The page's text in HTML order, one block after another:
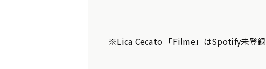
※Lica Cecato 「Filme」はSpotify未登録